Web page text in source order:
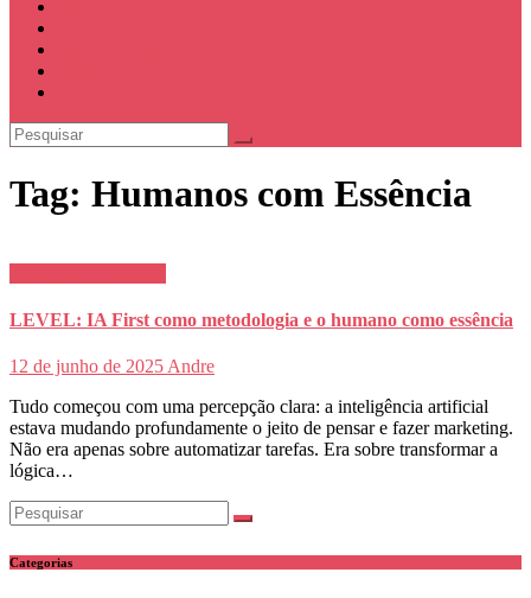
Tag: Humanos com Essência
LEVEL: IA First como metodologia e o humano como essência
12 de junho de 2025Andre
Tudo começou com uma percepção clara: a inteligência artificial
estava mudando profundamente o jeito de pensar e fazer marketing.
Não era apenas sobre automatizar tarefas. Era sobre transformar a
lógica…
Categorias